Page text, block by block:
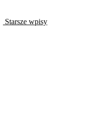
Starsze wpisy